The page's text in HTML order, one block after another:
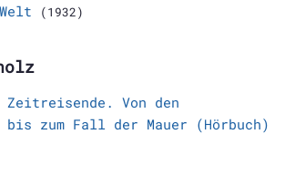
(1932)
Zeitreisende. Von den
bis zum Fall der Mauer (Hörbuch)